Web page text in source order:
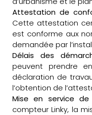
Attestation de
Cette attestation
est conforme aux
demandée par
Délais des
peuvent prendre
déclaration de
l’obtention de
Mise en service de
compteur Linky, la